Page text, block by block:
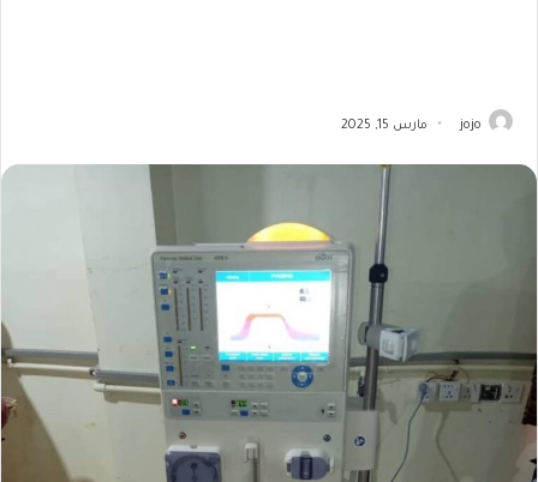
jojo مارس 15, 2025